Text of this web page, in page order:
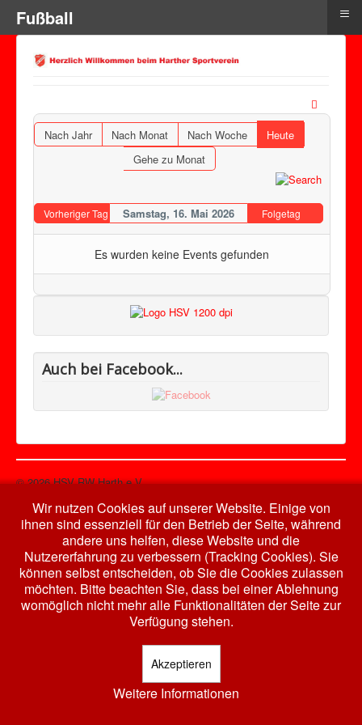
Nach Jahr Nach Monat Nach Woche
Heute
Gehe zu Monat
Vorheriger Tag Samstag, 16. Mai 2026 Folgetag
Es wurden keine Events gefunden
Auch bei Facebook...
Nach oben
© 2026 HSV RW Harth e.V.
Wir nutzen Cookies auf unserer Website. Einige von
ihnen sind essenziell für den Betrieb der Seite, während
andere uns helfen, diese Website und die
Nutzererfahrung zu verbessern (Tracking Cookies). Sie
können selbst entscheiden, ob Sie die Cookies zulassen
möchten. Bitte beachten Sie, dass bei einer Ablehnung
womöglich nicht mehr alle Funktionalitäten der Seite zur
Verfügung stehen.
Akzeptieren
Weitere Informationen
Fußball ≡